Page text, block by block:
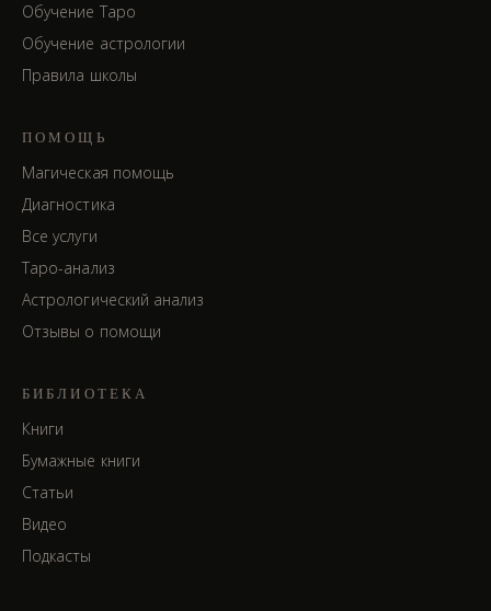
Обучение Таро
Обучение астрологии
Правила школы
ПОМОЩЬ
Магическая помощь
Диагностика
Все услуги
Таро-анализ
Астрологический анализ
Отзывы о помощи
БИБЛИОТЕКА
Книги
Бумажные книги
Статьи
Видео
Подкасты